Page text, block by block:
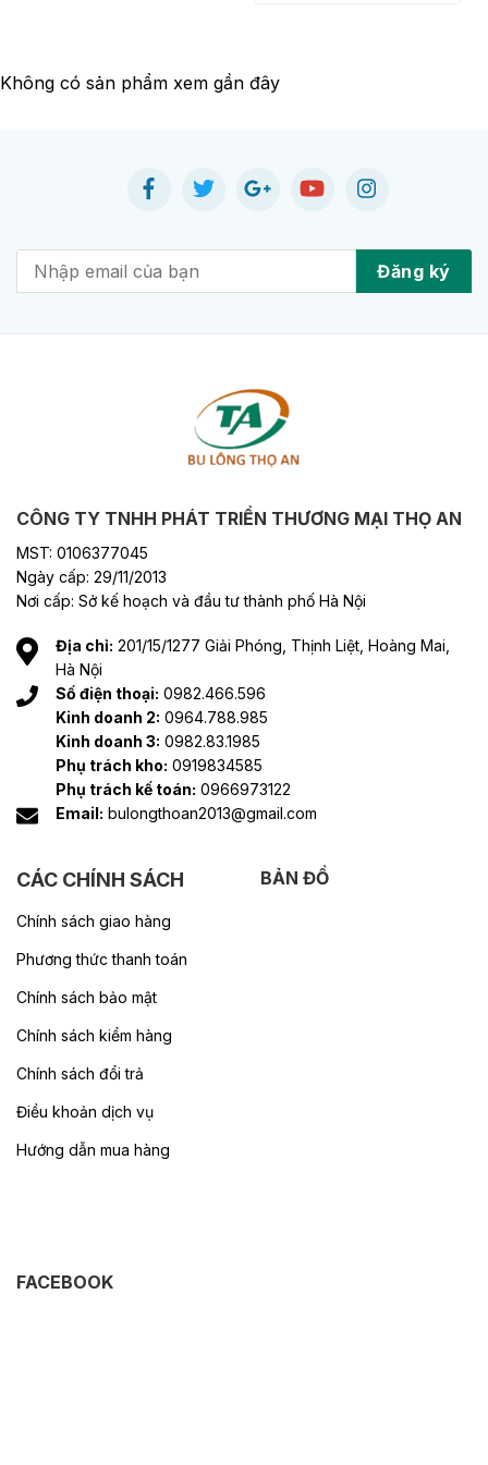
Không có sản phẩm xem gần đây
CÔNG TY TNHH PHÁT TRIỂN THƯƠNG MẠI THỌ AN
MST: 0106377045
Ngày cấp: 29/11/2013
Nơi cấp: Sở kế hoạch và đầu tư thành phố Hà Nội
Địa chỉ: 201/15/1277 Giải Phóng, Thịnh Liệt, Hoàng Mai,
Hà Nội
Số điện thoại: 0982.466.596
Kinh doanh 2: 0964.788.985
Kinh doanh 3: 0982.83.1985
Phụ trách kho: 0919834585
Phụ trách kế toán: 0966973122
Email: bulongthoan2013@gmail.com
CÁC CHÍNH SÁCH
Chính sách giao hàng
Phương thức thanh toán
Chính sách bảo mật
Chính sách kiểm hàng
Chính sách đổi trả
Điều khoản dịch vụ
Hướng dẫn mua hàng
BẢN ĐỒ
FACEBOOK